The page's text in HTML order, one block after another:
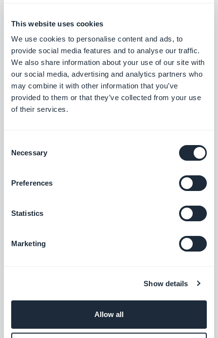
This website uses cookies
We use cookies to personalise content and ads, to
provide social media features and to analyse our traffic.
We also share information about your use of our site with
our social media, advertising and analytics partners who
may combine it with other information that you’ve
provided to them or that they’ve collected from your use
of their services.
Selection
Necessary
Preferences
Statistics
Marketing
Show details
Allow all
Christophe Spinetti, Terça-Feira 29 Março
2022
Revendedores: Como vender
um aplicativo para uma loja
física?
estratégia de comunicação
Christophe Spinetti, Segunda-Feira 21
Revendedores: Como vender
um aplicativo de cursos online?
um app para um restaurante?
1 2 3